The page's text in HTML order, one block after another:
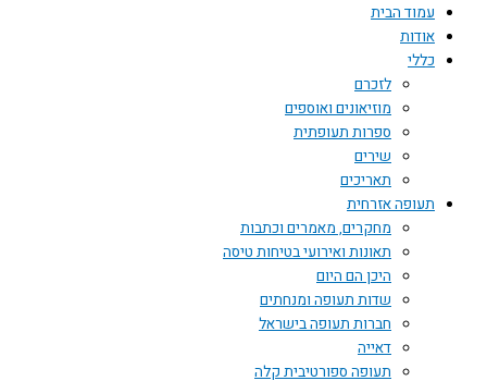
עמוד הבית
אודות
כללי
לזכרם
מוזיאונים ואוספים
ספרות תעופתית
שירים
תאריכים
תעופה אזרחית
מחקרים, מאמרים וכתבות
תאונות ואירועי בטיחות טיסה
היכן הם היום
שדות תעופה ומנחתים
חברות תעופה בישראל
דאייה
תעופה ספורטיבית קלה